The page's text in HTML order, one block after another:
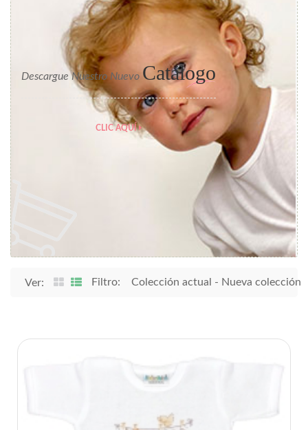
Descargue Nuestro Nuevo Catálogo
CLIC AQUÍ
Ver: Filtro: Colección actual - Nueva colección